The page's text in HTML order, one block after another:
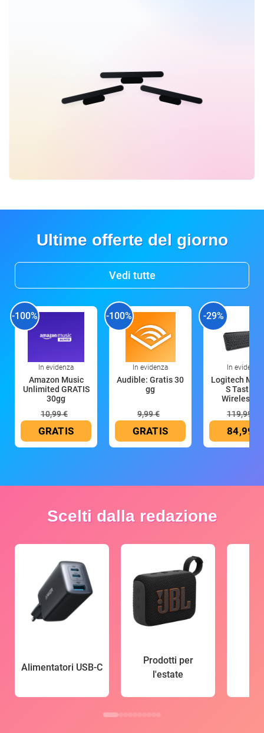
Ultime offerte del giorno
Vedi tutte
-100%
In evidenza
Amazon Music
Unlimited GRATIS
30gg
10,99 €
GRATIS
-100%
In evidenza
Audible: Gratis 30
gg
9,99 €
GRATIS
-29%
In evidenza
Logitech MX
S Tastiera
Wireless
119,99 €
84,99 €
Scelti dalla redazione
Alimentatori USB-C
Prodotti per
l'estate